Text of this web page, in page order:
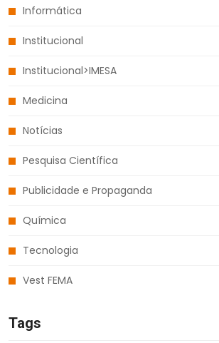
Informática
Institucional
Institucional>IMESA
Medicina
Notícias
Pesquisa Científica
Publicidade e Propaganda
Química
Tecnologia
Vest FEMA
Tags